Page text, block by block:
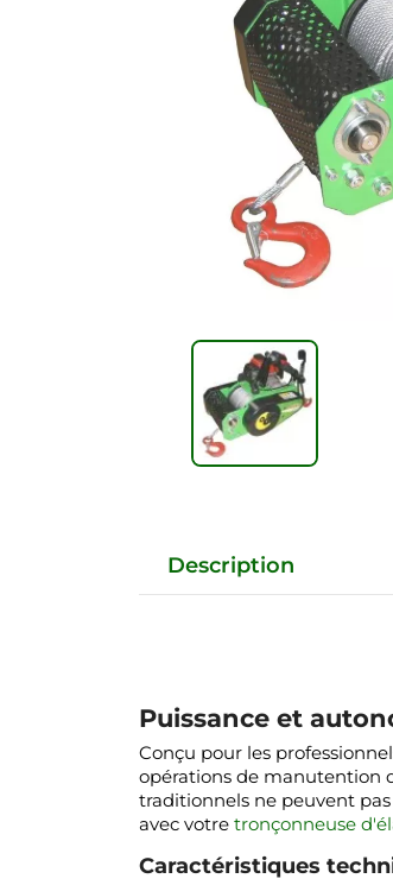
Description
Puissance et
Conçu pour les
opérations de manutention
traditionnels ne peuvent
avec votre tronçonneuse
Caractéristiques